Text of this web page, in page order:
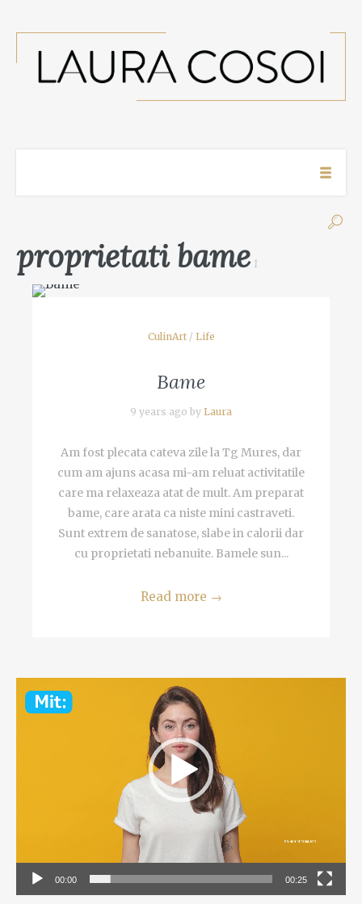
proprietati bame1
CulinArt/ Life
Bame
9 years ago by Laura
Am fost plecata cateva zile la Tg Mures, dar
cum am ajuns acasa mi-am reluat activitatile
care ma relaxeaza atat de mult. Am preparat
bame, care arata ca niste mini castraveti.
Sunt extrem de sanatose, slabe in calorii dar
cu proprietati nebanuite. Bamele sun...
Read more →
Player
00:00 00:25